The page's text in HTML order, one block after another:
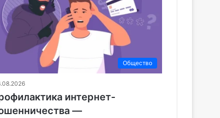
Общество
интернет-
—